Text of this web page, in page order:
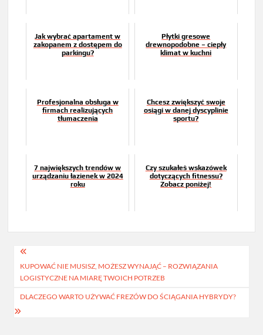
Jak wybrać apartament w
zakopanem z dostępem do
parkingu?
Płytki gresowe
drewnopodobne – ciepły
klimat w kuchni
Profesjonalna obsługa w
firmach realizujących
tłumaczenia
Chcesz zwiększyć swoje
osiągi w danej dyscyplinie
sportu?
7 największych trendów w
urządzaniu łazienek w 2024
roku
Czy szukałeś wskazówek
dotyczących fitnessu?
Zobacz poniżej!
Nawigacja
wpisu
KUPOWAĆ NIE MUSISZ, MOŻESZ WYNAJĄĆ – ROZWIĄZANIA
LOGISTYCZNE NA MIARĘ TWOICH POTRZEB
DLACZEGO WARTO UŻYWAĆ FREZÓW DO ŚCIĄGANIA HYBRYDY?